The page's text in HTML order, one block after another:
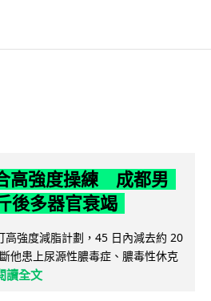
高強度操練 成都男
後多器官衰竭
高強度減脂計劃，45 日內減去約 20
他患上尿源性膿毒症、膿毒性休克
讀全文